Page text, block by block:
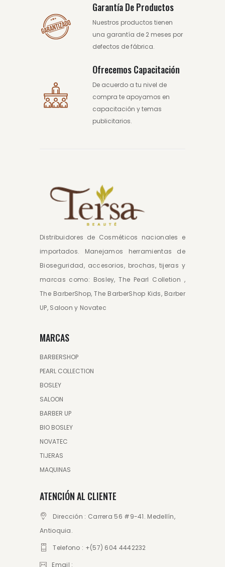
Garantía De Productos
Nuestros productos tienen
una garantía de 2 meses por
defectos de fábrica.
Ofrecemos Capacitación
De acuerdo a tu nivel de
compra te apoyamos en
capacitación y temas
publicitarios.
Distribuidores de Cosméticos nacionales e
importados. Manejamos herramientas de
Bioseguridad, accesorios, brochas, tijeras y
marcas como: Bosley, The Pearl Colletion ,
The BarberShop, The BarberShop Kids, Barber
UP, Saloon y Novatec
MARCAS
BARBERSHOP
PEARL COLLECTION
BOSLEY
SALOON
BARBER UP
BIO BOSLEY
NOVATEC
TIJERAS
MAQUINAS
ATENCIÓN AL CLIENTE
Dirección : Carrera 56 #9-41. Medellín,
Antioquia.
Telefono : +(57) 604 4442232
Email :